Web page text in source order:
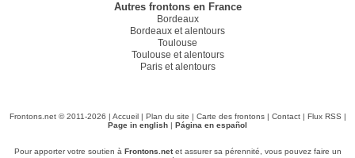
Autres frontons en France
Bordeaux
Bordeaux et alentours
Toulouse
Toulouse et alentours
Paris et alentours
Frontons.net © 2011-2026 | Accueil| Plan du site | Carte des frontons| Contact| Flux RSS |
Page in english | Página en español
Pour apporter votre soutien à Frontons.netet assurer sa pérennité, vous pouvez faire un